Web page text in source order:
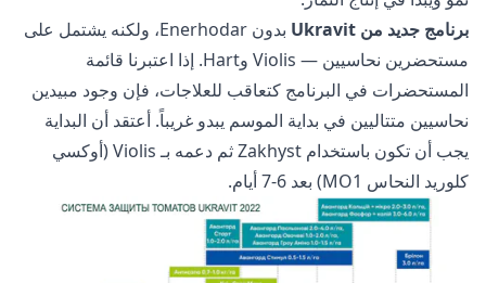
برنامج جديد من Ukravit
بدون Enerhodar، ولكنه يشتمل على
مستحضرين نحاسيين — Violis وHart. إذا اعتبرنا قائمة
المستحضرات في البرنامج كتعاقب للعلاجات، فإن وجود مبيدين
نحاسيين متتاليين في بداية الموسم يبدو غريباً. أعتقد أن البداية
يجب أن تكون باستخدام Zakhyst ثم دعمه بـ Violis (أوكسي
كلوريد النحاس MO1) بعد 6-7 أيام.